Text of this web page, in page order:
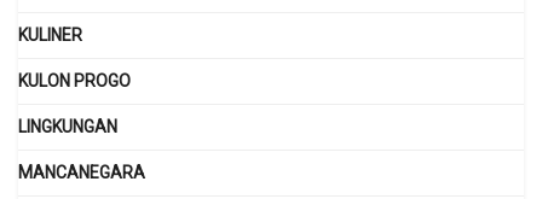
KULINER
KULON PROGO
LINGKUNGAN
MANCANEGARA